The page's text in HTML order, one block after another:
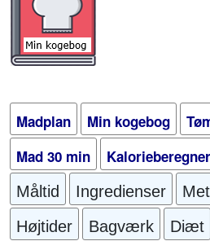
Madplan Min kogebog
Mad 30 min
Kalorieberegner
Måltid Ingredienser
Højtider
Bagværk Diæt